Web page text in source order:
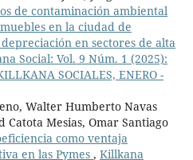
de contaminación ambiental
en la ciudad de
en sectores de alta
Social: Vol. 9 Núm. 1 (2025):
SOCIALES, ENERO -
Walter Humberto Navas
Catota Mesias, Omar Santiago
como ventaja
en las Pymes , Killkana